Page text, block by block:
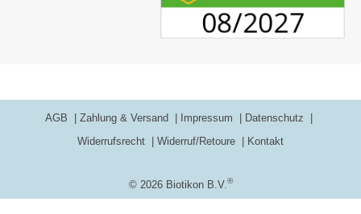
© 2026 Biotikon B.V.®
AGB Zahlung & Versand Impressum
Datenschutz
Widerrufsrecht
Widerruf/Retoure Kontakt